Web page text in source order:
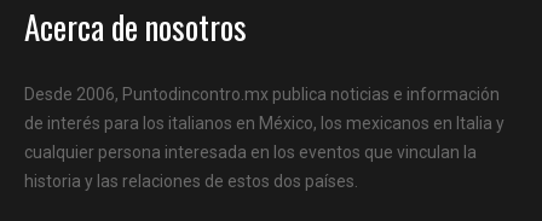
Acerca de nosotros
Desde 2006, Puntodincontro.mx publica noticias e información
de interés para los italianos en México, los mexicanos en Italia y
cualquier persona interesada en los eventos que vinculan la
historia y las relaciones de estos dos países.